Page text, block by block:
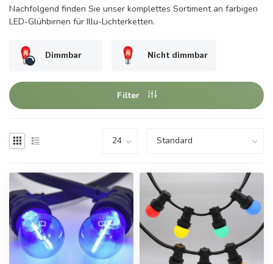
Nachfolgend finden Sie unser komplettes Sortiment an farbigen
LED-Glühbirnen für Illu-Lichterketten.
Dimmbar Nicht dimmbar
Filter